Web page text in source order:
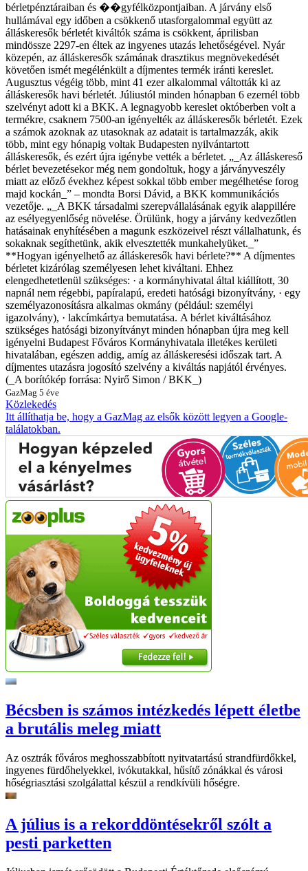
bérletpénztáraiban és ��gyfélközpontjaiban. A járvány első
hullámával egy időben a csökkenő utasforgalommal együtt az
álláskeresők bérletét kiváltók száma is csökkent, áprilisban
mindössze 2297-en éltek az ingyenes utazás lehetőségével. Nyár
közepén, az álláskeresők számának drasztikus megnövekedését
követően ismét megélénkült a díjmentes termék iránti kereslet.
Augusztus végéig több, mint 41 ezer alkalommal váltották ki az
álláskeresők havi bérletét. Júliustól minden hónapban 6 ezernél több
szelvényt adott ki a BKK. A legnagyobb kereslet októberben volt a
termékre, csaknem 7500-an igényelték az álláskeresők bérletét. Ezek
a számok azoknak az utasoknak az adatait is tartalmazzák, akik
több, mint egy hónapig voltak Budapesten nyilvántartott
álláskeresők, és ezért újra igénybe vették a bérletet. „_Az álláskereső
bérlet bevezetésekor még nem gondoltuk, hogy a járványveszély
miatt az előző évekhez képest sokkal több ember megélhetése forog
majd kockán_” – mondta Borsi Dávid, a BKK kommunikációs
vezetője. „_A BKK társadalmi szerepvállalásának egyik alappillére
az esélyegyenlőség növelése. Örülünk, hogy a járvány kedvezőtlen
hatásainak enyhítésében a magunk eszközeivel részt vállalhatunk, és
sokaknak segíthetünk, akik elvesztették munkahelyüket._”
**Hogyan igényelhető az álláskeresők havi bérlete?** A díjmentes
bérletet kizárólag személyesen lehet kiváltani. Ehhez
elengedhetetlenül szükséges: · a kormányhivatal által kiállított, 30
napnál nem régebbi, papíralapú, eredeti hatósági bizonyítvány, · egy
személyazonosításra alkalmas okmány (például: személyi
igazolvány), · lakcímkártya bemutatása. A bérlet kiváltásához
szükséges hatósági bizonyítványt minden hónapban újra meg kell
igényelni Budapest Főváros Kormányhivatala illetékes kerületi
hivatalában, egészen addig, amíg az álláskeresési időszak tart. A
díjmentes utazásra jogosító szelvény a kiváltás napjától érvényes.
(_A borítókép forrása: Nyirő Simon / BKK_)
GazMag 5 éve
Közlekedés
Itt állíthatja be, hogy a GazMag az elsők között legyen a Google-
találatokban.
Bécsben is számos intézkedés lépett életbe
a brutális meleg miatt
Az osztrák főváros meghosszabbított nyitvatartású strandfürdőkkel,
ingyenes fürdőhelyekkel, ivókutakkal, hűsítő zónákkal és városi
hőségriasztási szolgálattal készül a rendkívüli hőségre.
A július is a rekorddöntésekről szólt a
pesti parketten